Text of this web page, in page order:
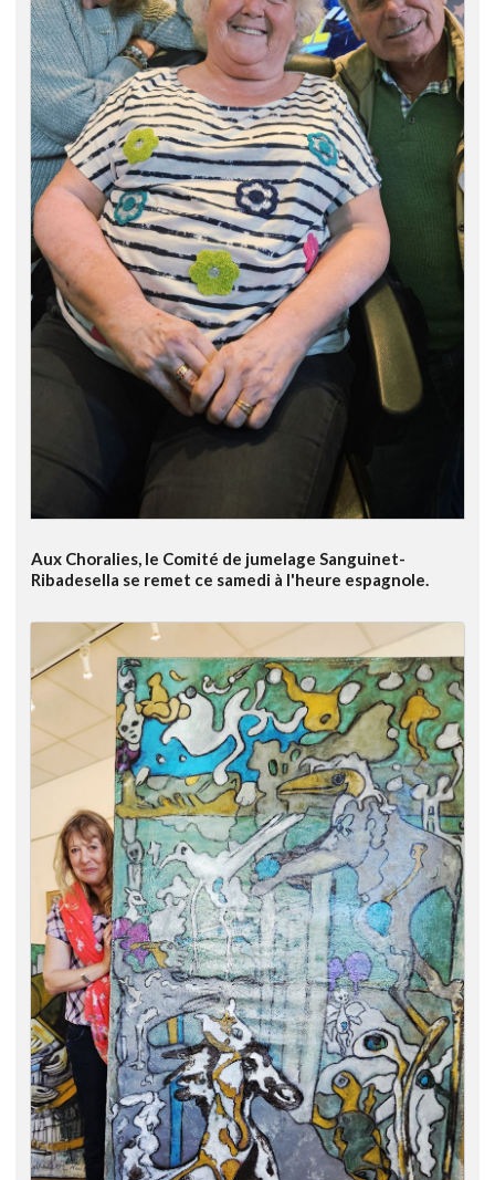
Aux Choralies, le Comité de jumelage Sanguinet-
Ribadesella se remet ce samedi à l'heure espagnole.